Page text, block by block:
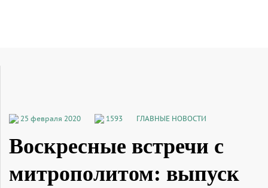
25 февраля 2020 1593 ГЛАВНЫЕ НОВОСТИ
Воскресные встречи с
митрополитом: выпуск